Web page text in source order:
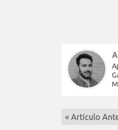
« Artículo